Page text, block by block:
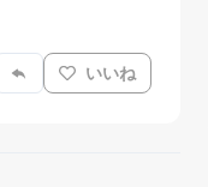
いいね